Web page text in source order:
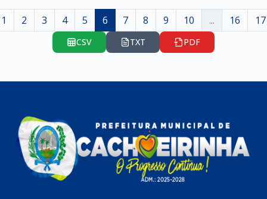
1 2 3 4 5 6 7 8 9 10 ... 16 17
CSV TXT PDF